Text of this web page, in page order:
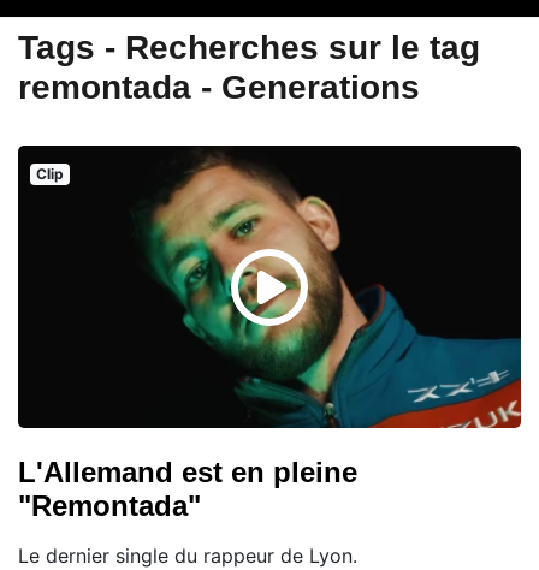
Tags - Recherches sur le tag
remontada - Generations
Clip
L'Allemand est en pleine
"Remontada"
Le dernier single du rappeur de Lyon.